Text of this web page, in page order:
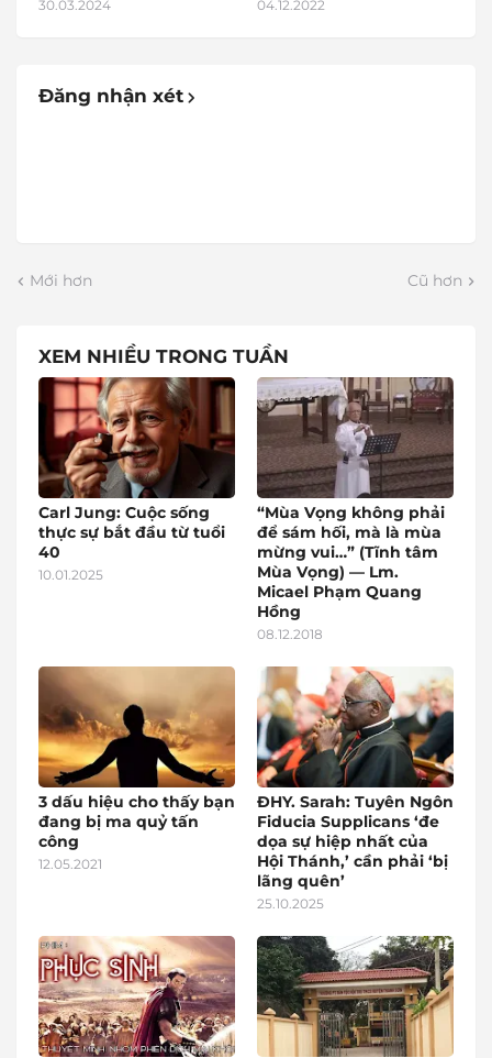
30.03.2024 04.12.2022
Đăng nhận xét
Mới hơn Cũ hơn
XEM NHIỀU TRONG TUẦN
Carl Jung: Cuộc sống
thực sự bắt đầu từ tuổi
40
10.01.2025
“Mùa Vọng không phải
để sám hối, mà là mùa
mừng vui…” (Tĩnh tâm
Mùa Vọng) — Lm.
Micael Phạm Quang
Hồng
08.12.2018
3 dấu hiệu cho thấy bạn
đang bị ma quỷ tấn
công
12.05.2021
ĐHY. Sarah: Tuyên Ngôn
Fiducia Supplicans ‘đe
dọa sự hiệp nhất của
Hội Thánh,’ cần phải ‘bị
lãng quên’
25.10.2025